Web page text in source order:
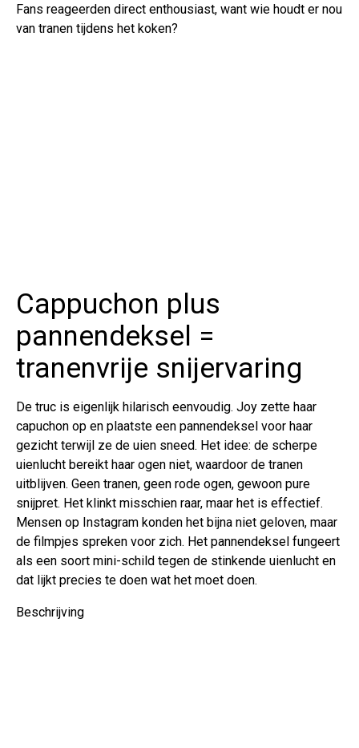
Fans reageerden direct enthousiast, want wie houdt er nou
van tranen tijdens het koken?
Cappuchon plus
pannendeksel =
tranenvrije snijervaring
De truc is eigenlijk hilarisch eenvoudig. Joy zette haar
capuchon op en plaatste een pannendeksel voor haar
gezicht terwijl ze de uien sneed. Het idee: de scherpe
uienlucht bereikt haar ogen niet, waardoor de tranen
uitblijven. Geen tranen, geen rode ogen, gewoon pure
snijpret. Het klinkt misschien raar, maar het is effectief.
Mensen op Instagram konden het bijna niet geloven, maar
de filmpjes spreken voor zich. Het pannendeksel fungeert
als een soort mini-schild tegen de stinkende uienlucht en
dat lijkt precies te doen wat het moet doen.
Beschrijving